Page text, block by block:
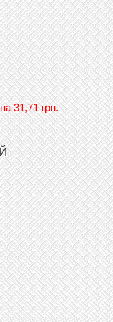
31,71 грн.